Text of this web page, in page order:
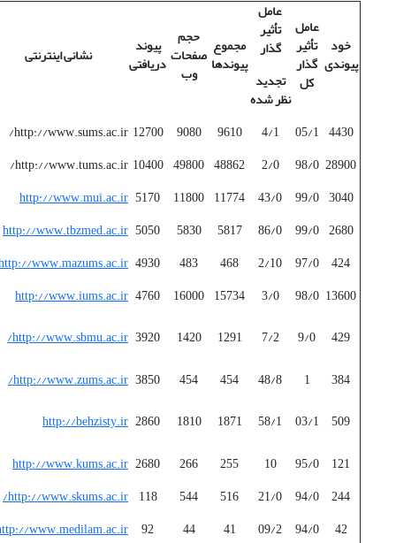
خود
پیوندی
عامل
تأثیر
گذار
کل
عامل
تأثیر
گذار
تجدید
نظر شده
مجموع
پیوندها
حجم
صفحات
وب
پیوند
دریافتی نشانی اینترنتی
4430
05/1
4/1
9610
9080
12700
http://www.sums.ac.ir/
28900
98/0
2/0
48862
49800
10400
http://www.tums.ac.ir/
3040
99/0
43/0
11774
11800
5170
http://www.mui.ac.ir
2680
99/0
86/0
5817
5830
5050
http://www.tbzmed.ac.ir
424
97/0
2/10
468
483
4930
www.mazums.ac.ir
13600
98/0
3/0
15734
16000
4760
http://www.iums.ac.ir
429
9/0
7/2
1291
1420
3920
http://www.sbmu.ac.ir/
384
1
48/8
454
454
3850
http://www.zums.ac.ir/
509
03/1
58/1
1871
1810
2860
http://behzisty.ir
121
95/0
10
255
266
2680
http://www.kums.ac.ir
244
94/0
21/0
516
544
118
http://www.skums.ac.ir/
42
94/0
09/2
41
44
92
www.medilam.ac.ir